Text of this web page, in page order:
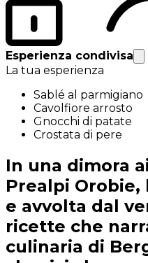
Esperienza condivisa
La tua esperienza
Sablé al parmigiano
Cavolfiore arrosto
Gnocchi di patate
Crostata di pere
In una dimora
Prealpi Orobie,
e avvolta dal
ricette che
culinaria di